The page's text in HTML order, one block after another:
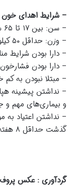
– شرایط اهدای خون
– سن: بین ۱۷ تا ۶۵ سال
– وزن: حداقل ۵۰ کیلوگرم
– دارا بودن
– دارا بودن
– مبتلا نبودن به کم
– نداشتن پیشینه
و بیماری‌های مهم و
– نداشتن اعتیاد به
گذشت حداقل ۸ هفته از آخرین مرتبه اهدای خون
گردآوری : عکس پروف